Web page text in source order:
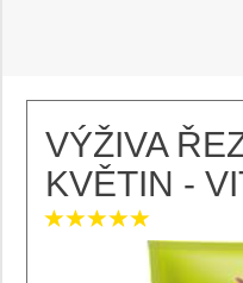
VÝŽIVA
KVĚTIN -